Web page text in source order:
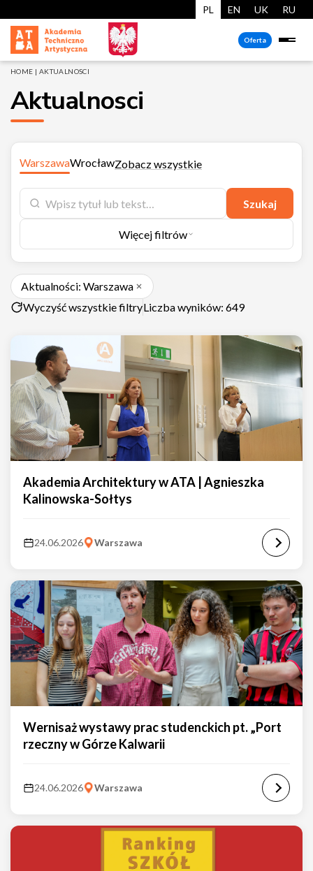
PL EN UK RU
Oferta
HOME | AKTUALNOSCI
Aktualnosci
WarszawaWrocławZobacz wszystkie
Szukaj
Więcej filtrów
Aktualności: Warszawa
Wyczyść wszystkie filtryLiczba wyników: 649
Akademia Architektury w ATA | Agnieszka
Kalinowska-Sołtys
24.06.2026 Warszawa
Wernisaż wystawy prac studenckich pt. „Port
rzeczny w Górze Kalwarii
24.06.2026 Warszawa